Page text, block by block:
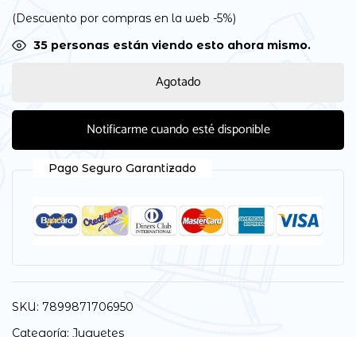
(Descuento por compras en la web -5%)
31personas están viendo esto ahora mismo.
Agotado
Notificarme cuando esté disponible
Pago Seguro Garantizado
SKU: 7899871706950
Categoría: Juguetes